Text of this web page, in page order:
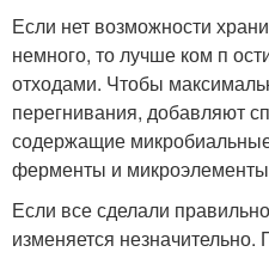
Если нет возможности
немного, то лучше ком п
отходами. Чтобы
перегнивания, добавляют
содержащие
ферменты и
Если все сделали
изменяется